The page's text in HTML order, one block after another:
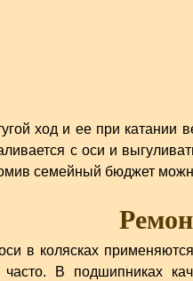
ход и ее при
с оси и
семейный бюджет
в колясках
часто. В подшипниках